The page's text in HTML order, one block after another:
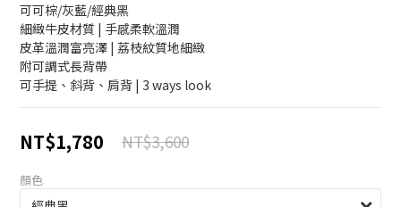
可可棕/灰藍/經典黑
細緻牛皮材質 | 手感柔軟溫潤
皮革溫潤富亮澤 | 荔枝紋質地細緻
附可調式長背帶
可手提、斜背、肩背 | 3 ways look
NT$1,780 NT$3,600
顏色